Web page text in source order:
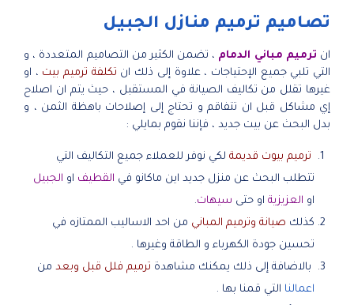
تصاميم ترميم منازل الجبيل
ان ترميم مباني الدمام ، تضمن الكثير من التصاميم المتعددة ، و
التي تلبي جميع الإحتياجات ، علاوة إلى ذلك ان تكلفة ترميم بيت ، او
غيرها تقلل من تكاليف الصيانة في المستقبل ، حيث يتم ان اصلاح
إي مشاكل قبل ان تتفاقم و تحتاج إلى إصلاحات باهظة الثمن ، و
بدل البحث عن بيت جديد ، فإننا نقوم بمايلي :
ترميم بيوت قديمة لكي نوفر للعملاء جميع التكاليف التي
تتطلب البحث عن منزل جديد اين ماكانو في القطيف او الجبيل
او العزيزية او حتى سيهات.
كذلك صيانة وترميم المباني من احد الاساليب الممتازه في
تحسين جودة الكهرباء و الطاقة وغيرها .
بالاضافة إلى ذلك يمكنك مشاهدة ترميم فلل قبل وبعد من
اعمالنا التي قمنا بها .